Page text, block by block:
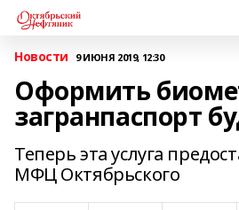
Новости 9 ИЮНЯ 2019, 12:30
Оформить
загранпаспорт
Теперь эта услуга
МФЦ Октябрьского